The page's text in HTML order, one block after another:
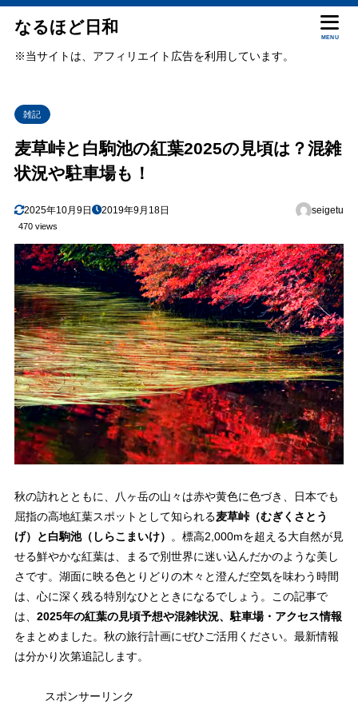
なるほど日和
MENU
※当サイトは、アフィリエイト広告を利用しています。
雑記
麦草峠と白駒池の紅葉2025の見頃は？混雑
状況や駐車場も！
2025年10月9日 2019年9月18日 seigetu
470 views
秋の訪れとともに、八ヶ岳の山々は赤や黄色に色づき、日本でも
屈指の高地紅葉スポットとして知られる麦草峠（むぎくさとう
げ）と白駒池（しらこまいけ）
。標高2,000mを超える大自然が見
せる鮮やかな紅葉は、まるで別世界に迷い込んだかのような美し
さです。湖面に映る色とりどりの木々と澄んだ空気を味わう時間
は、心に深く残る特別なひとときになるでしょう。この記事で
は、 2025年の紅葉の見頃予想や混雑状況、駐車場・アクセス情報
をまとめました。秋の旅行計画にぜひご活用ください。最新情報
は分かり次第追記します。
スポンサーリンク